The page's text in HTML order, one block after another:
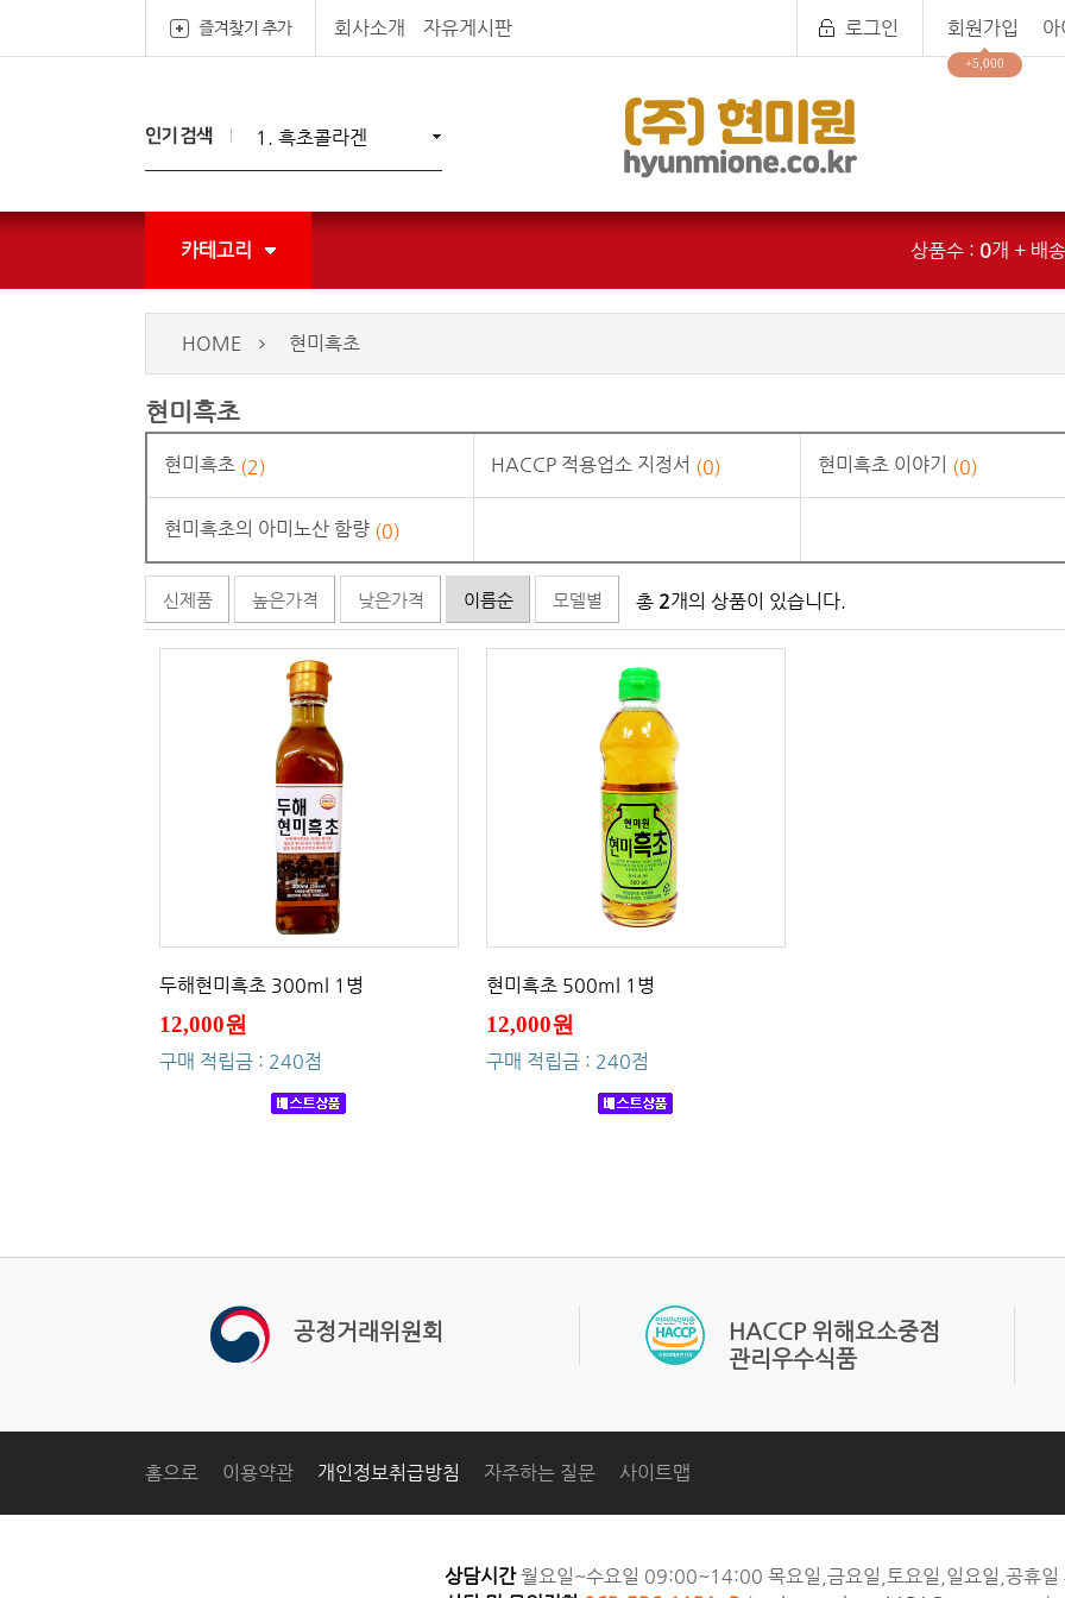
회사소개 자유게시판 로그인
+5,000
회원가입
1. 흑초콜라겐
2. 두해현미흑초
4. 현미흑초
5. 현미유
카테고리 상품수 : 0개 + 배
HOME 현미흑초
현미흑초
현미흑초 (2) HACCP 적용업소 지정서 (0) 현미흑초 이야기 (0)
현미흑초의 아미노산 함량 (0)
신제품 높은가격 낮은가격 이름순 모델별 총 2개의 상품이 있습니다.
두해현미흑초 300ml 1병
12,000원
구매 적립금 : 240점
현미흑초 500ml 1병
12,000원
구매 적립금 : 240점
공정거래위원회
관리우수식품
홈으로 이용약관 개인정보취급방침 자주하는 질문 사이트맵
상담시간 월요일~수요일 09:00~14:00 목요일,금요일,토요일,일요일,공휴일